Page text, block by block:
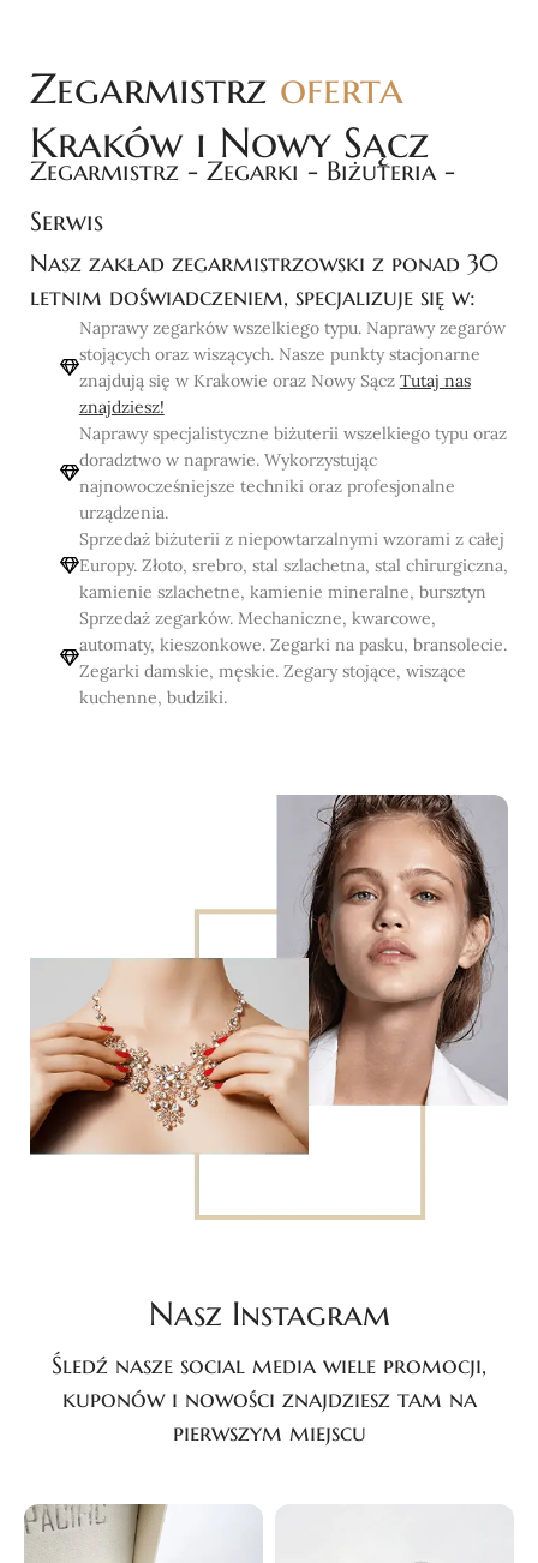
Zegarmistrz oferta
Kraków i Nowy Sącz
Zegarmistrz - Zegarki - Biżuteria -
Serwis
Nasz zakład zegarmistrzowski z ponad 30
letnim doświadczeniem, specjalizuje się w:
Naprawy zegarków wszelkiego typu. Naprawy zegarów
stojących oraz wiszących. Nasze punkty stacjonarne
znajdują się w Krakowie oraz Nowy Sącz Tutaj nas
znajdziesz!
Naprawy specjalistyczne biżuterii wszelkiego typu oraz
doradztwo w naprawie. Wykorzystując
najnowocześniejsze techniki oraz profesjonalne
urządzenia.
Sprzedaż biżuterii z niepowtarzalnymi wzorami z całej
Europy. Złoto, srebro, stal szlachetna, stal chirurgiczna,
kamienie szlachetne, kamienie mineralne, bursztyn
Sprzedaż zegarków. Mechaniczne, kwarcowe,
automaty, kieszonkowe. Zegarki na pasku, bransolecie.
Zegarki damskie, męskie. Zegary stojące, wiszące
kuchenne, budziki.
Nasz Instagram
Śledź nasze social media wiele promocji,
kuponów i nowości znajdziesz tam na
pierwszym miejscu